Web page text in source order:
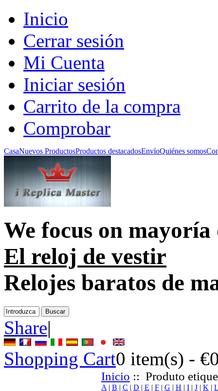
Inicio
Cerrar sesión
Mi Cuenta
Iniciar sesión
Carrito de la compra
Comprobar
CasaNuevos ProductosProductos destacadosEnvíoQuiénes somos
We focus on mayoría
El reloj de vestir
Relojes baratos de
Share|
Shopping Cart0 item(s) -
Inicio :: Produto
A | B | C | D | E | F | G | H | I | J | K | L